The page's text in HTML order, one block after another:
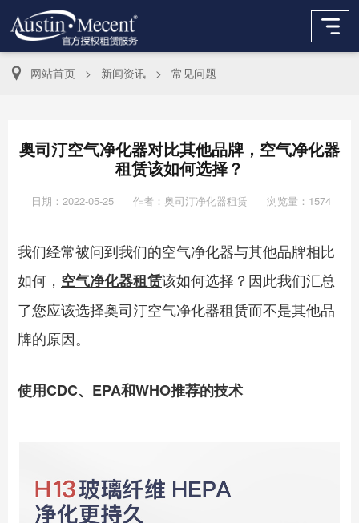
网站首页 > 新闻资讯 > 常见问题
奥司汀空气净化器对比其他品牌，空气净化器
租赁该如何选择？
日期：2022-05-25 作者：奥司汀净化器租赁 浏览量： 1574
我们经常被问到我们的空气净化器与其他品牌相比
如何， 空气净化器租赁该如何选择？因此我们汇总
了您应该选择奥司汀空气净化器租赁而不是其他品
牌的原因。
使用CDC、EPA和WHO推荐的技术